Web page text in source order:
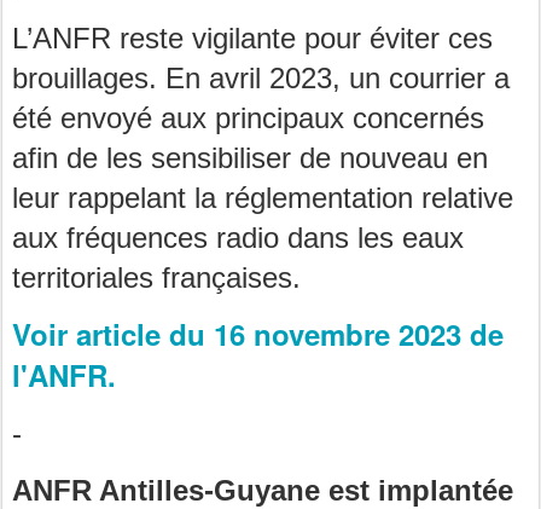
L’ANFR reste vigilante pour éviter ces
brouillages. En avril 2023, un courrier a
été envoyé aux principaux concernés
afin de les sensibiliser de nouveau en
leur rappelant la réglementation relative
aux fréquences radio dans les eaux
territoriales françaises.
Voir article du 16 novembre 2023 de
l'ANFR.
-
ANFR Antilles-Guyane est implantée